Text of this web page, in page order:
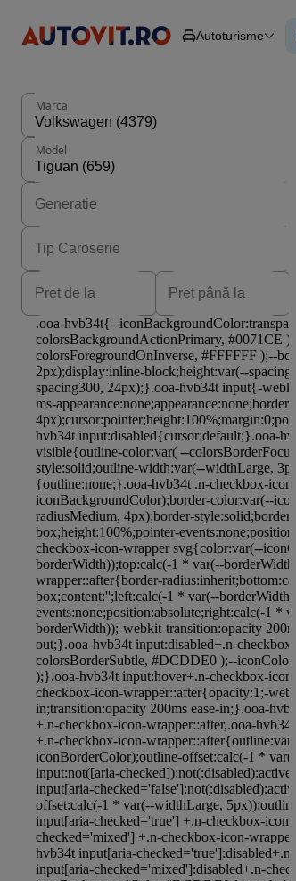
Autoturisme
Autoturisme
Marca
Model